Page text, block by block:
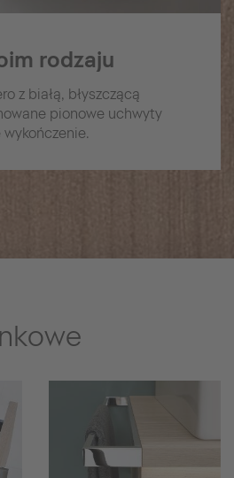
rodzaju
z białą, błyszczącą
pionowe uchwyty